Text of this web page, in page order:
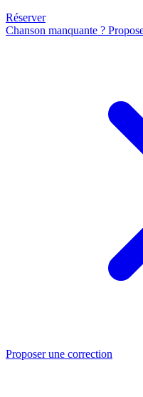
Réserver
Chanson manquante ?
Proposer une correction